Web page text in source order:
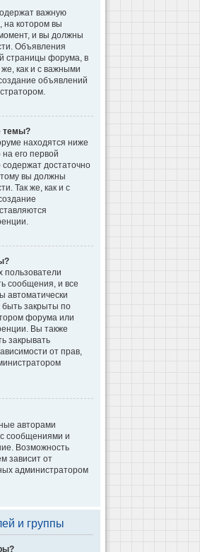
важную
котором вы
и вы должны
Объявления
страницы форума, в
как и с важными
объявлений
темы?
находятся ниже
его первой
достаточно
вы должны
Так же, как и с
пользователи
сообщения, и все
автоматически
закрыты по
форума или
Вы также
закрывать
от прав,
авторами
сообщениями и
Возможность
зависит от
администратором
и группы